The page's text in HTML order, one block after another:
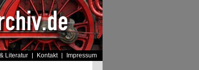
Literatur Kontakt Impressum